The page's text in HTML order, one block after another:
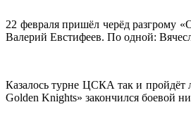
22 февраля пришёл черёд разгрому
Валерий Евстифеев. По одной:
Казалось турне ЦСКА так и пройдёт
Golden Knights» закончился боевой